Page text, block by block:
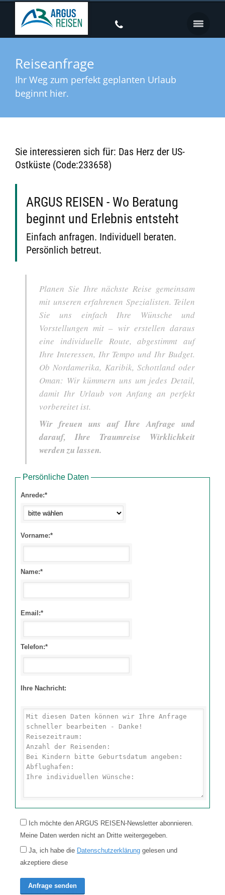
Reiseanfrage
Ihr Weg zum perfekt geplanten Urlaub
beginnt hier.
Sie interessieren sich für: Das Herz der US-
Ostküste (Code:233658)
ARGUS REISEN - Wo Beratung
beginnt und Erlebnis entsteht
Einfach anfragen. Individuell beraten.
Persönlich betreut.
Planen Sie Ihre nächste Reise gemeinsam
mit unseren erfahrenen Spezialisten. Teilen
Sie uns einfach Ihre Wünsche und
Vorstellungen mit – wir erstellen daraus
eine individuelle Route, abgestimmt auf
Ihre Interessen, Ihr Tempo und Ihr Budget.
Ob Nordamerika, Karibik, Schottland oder
Oman: Wir kümmern uns um jedes Detail,
damit Ihr Urlaub von Anfang an perfekt
vorbereitet ist.
Wir freuen uns auf Ihre Anfrage und
darauf, Ihre Traumreise Wirklichkeit
werden zu lassen.
Persönliche Daten
Anrede:*
Vorname:*
Name:*
Email:*
Telefon:*
Ihre Nachricht:
Ich möchte den ARGUS REISEN-Newsletter abonnieren.
Meine Daten werden nicht an Dritte weitergegeben.
Ja, ich habe die Datenschutzerklärung gelesen und
akzeptiere diese